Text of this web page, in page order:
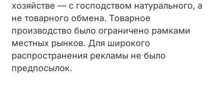
хозяйстве — с господством натурального, а
не товарного обмена. Товарное
производство было ограничено рамками
местных рынков. Для широкого
распространения рекламы не было
предпосылок.